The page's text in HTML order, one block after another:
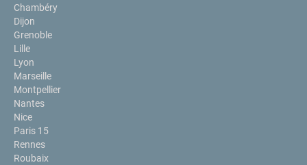
Chambéry
Dijon
Grenoble
Lille
Lyon
Marseille
Montpellier
Nantes
Nice
Paris 15
Rennes
Roubaix